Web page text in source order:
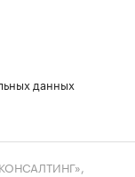
данных